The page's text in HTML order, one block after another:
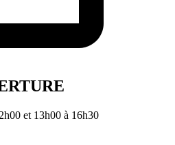
et 13h00 à 16h30